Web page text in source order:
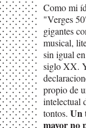
Como mi
"Verges
gigantes
musical,
sin igual
siglo XX.
propio de
intelectual
tontos. Un
mayor no